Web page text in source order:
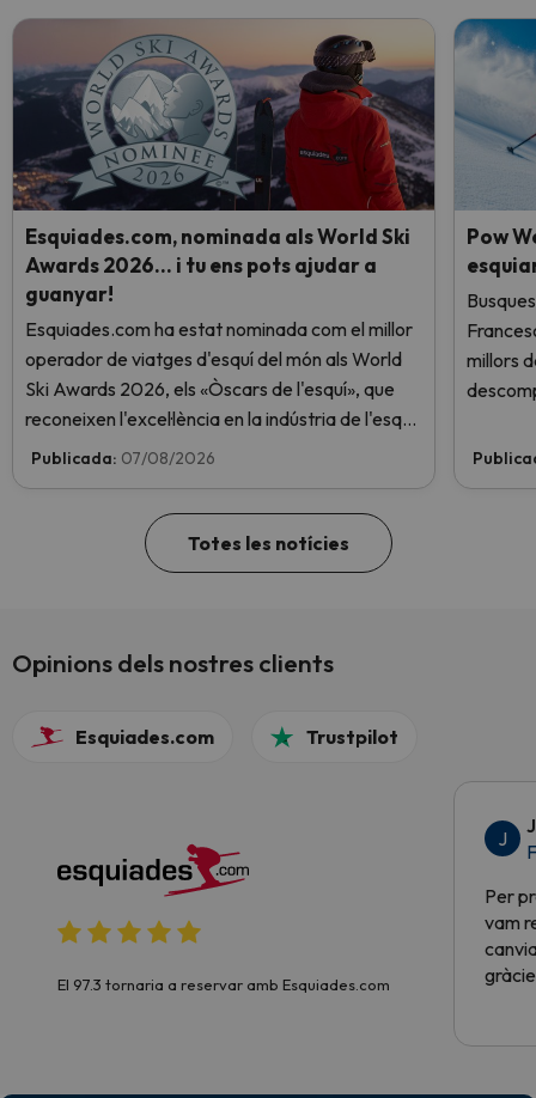
Esquiades.com, nominada als World Ski
Awards 2026… i tu ens pots ajudar a
guanyar!
Esquiades.com ha estat nominada com el millor
operador de viatges d'esquí del món als World
Ski Awards 2026, els «Òscars de l'esquí», que
reconeixen l'excel·lència en la indústria de l'esquí.
Vota ara i ajuda'ns a arribar al capdamunt!
Publicada: 07/08/2026
Pow
millors
Totes les notícies
Opinions dels nostres clients
Esquiades.com Trustpilot
El 97.3 tornaria a reservar amb Esquiades.com
J
Per
vam